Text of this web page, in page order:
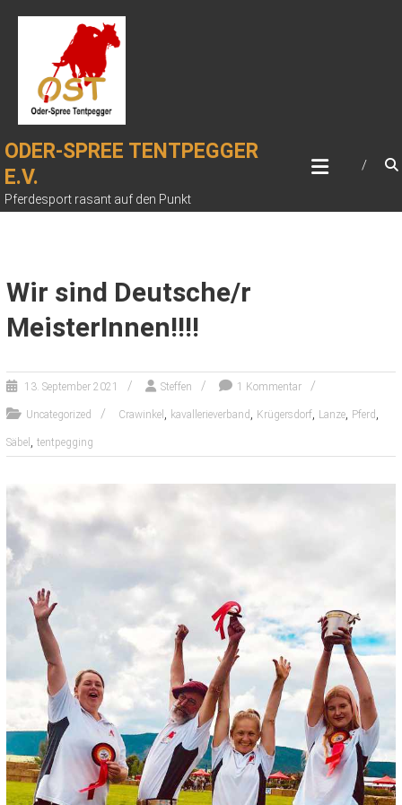
ODER-SPREE TENTPEGGER
E.V.
Pferdesport rasant auf den Punkt
Wir sind Deutsche/r
MeisterInnen!!!!
13. September 2021 Steffen 1 Kommentar
Uncategorized Crawinkel , kavallerieverband , Krügersdorf, Lanze, Pferd ,
Säbel , tentpegging